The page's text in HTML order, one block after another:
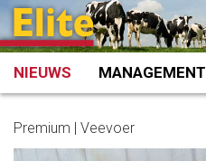
Spring
naar
inhoud
NIEUWS MANAGEMENT
Premium | Veevoer